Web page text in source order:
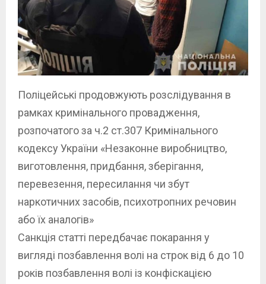
Поліцейські продовжують розслідування в
рамках кримінального провадження,
розпочатого за ч.2 ст.307 Кримінального
кодексу України «Незаконне виробництво,
виготовлення, придбання, зберігання,
перевезення, пересилання чи збут
наркотичних засобів, психотропних речовин
або їх аналогів»
Санкція статті передбачає покарання у
вигляді позбавлення волі на строк від 6 до 10
років позбавлення волі із конфіскацією